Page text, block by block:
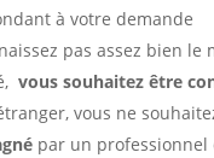
à votre demande
pas assez bien le
vous souhaitez être
vous ne
par un professionnel